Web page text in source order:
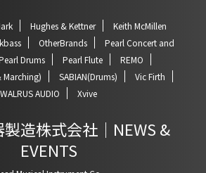
Hughes & Kettner
Keith McMillen
OtherBrands
Pearl Concert and
Drums Pearl Flute
REMO
Marching)
SABIAN(Drums)
Vic Firth
WALRUS AUDIO
Xvive
造株式会社｜NEWS &
EVENTS